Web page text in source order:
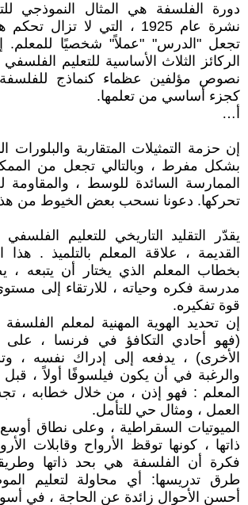
دورة الفلسفة هي المثال النموذجي
نشرة عام 1925 ، التي لا
تجعل "الدرس" "عملاً" شخصيًا للمعلم.
الركائز الثلاث الأساسية للتعليم
نصوص مؤلفين عظماء كنماذج
كجزء أساسي من تعلمها.
أ…
إن حزمة التمثيلات المتقاربة
بشكل مفرط ، وبالتالي تجعل من
الممارسة السائدة للوسط ، والمقاومة
تحركها. دعونا نسحب بعض الخيوط من
يقدّر التقليد التاريخي للتعليم
القديمة ، علاقة المعلم بالتلميذ . هذا
بخطاب المعلم الذي يختار أن يتبعه
مدرسة فكره وحياته ، للارتقاء إلى
قوة تفكيره.
إن تحديد الهوية المهنية لمعلم الفلسفة
(فهو أحادي التكافؤ في فرنسا ، على
الأخرى) ، يدفعه إلى إدراك نفسه ،
والرغبة في أن يكون فيلسوفًا أولاً ،
المعلم : فهو إذن ، من خلال خطابه ،
العمل ، ومثال حي للتأمل.
الميوتيات السقراطية ، وعلى نطاق
ذاتها ، كونها توقظ الأرواح وقابلات
فكرة أن الفلسفة هي بحد ذاتها
طرق تدريسها: أي محاولة لتعليم
أحسن الأحوال زائدة عن الحاجة ، في أسوأ